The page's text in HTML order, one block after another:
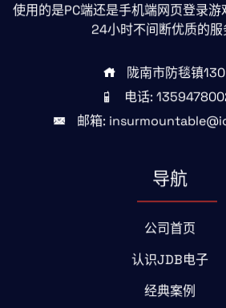
使用的是PC端还是手机端网页登录
24小时不间断优质的服
陇南市防毯镇
电话:
邮箱:
导航
公司首页
认识JDB电子
经典案例